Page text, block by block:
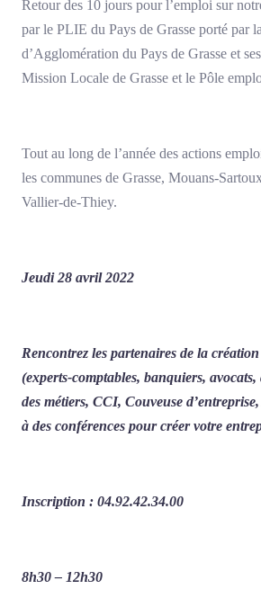
Retour des 10 jours pour l’emploi sur
par le PLIE du Pays de Grasse porté par
d’Agglomération du Pays de Grasse et
Mission Locale de Grasse et le Pôle
Tout au long de l’année des actions
les communes de Grasse, Mouans-
Vallier-de-Thiey.
Jeudi 28 avril 2022
Rencontrez les partenaires de la création
(experts-comptables, banquiers,
des métiers, CCI, Couveuse
à des conférences pour créer votre
Inscription : 04.92.42.34.00
8h30 – 12h30